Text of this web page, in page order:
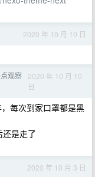
2020 年 10 月 10 日
观察
2020 年 10 月 10
日
每次到家口罩都是黑
是走了
2020 年 10 月 3 日